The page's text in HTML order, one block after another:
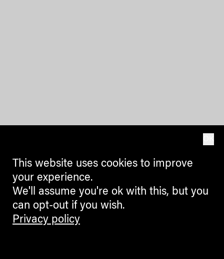
This website uses cookies to improve
your experience.
We'll assume you're ok with this, but you
can opt-out if you wish.
Privacy policy